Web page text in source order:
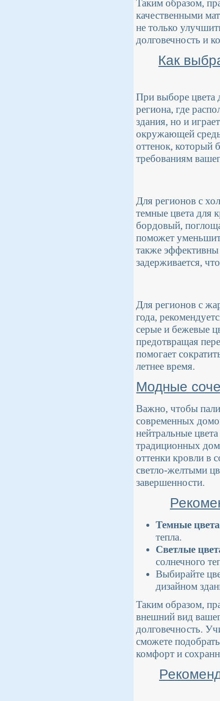
Таким образом,
качественными
не только
долговечность и
Как
При выборе цвета
региона, где
здания, но и
окружающей
оттенок, который
требованиям
Для регионов с
темные цвета для
бордовый,
поможет
также эффективны
задерживается,
Для регионов с
года,
серые и бежевые
предотвращая
помогает
летнее время.
Модные
Важно, чтобы
современных
нейтральные
традиционных
оттенки кровли в
светло-желтыми
завершенности.
Темные цвета
тепла.
Светлые
солнечного
Выбирайте
дизайном
Таким образом,
внешний вид
долговечность.
сможете
комфорт и